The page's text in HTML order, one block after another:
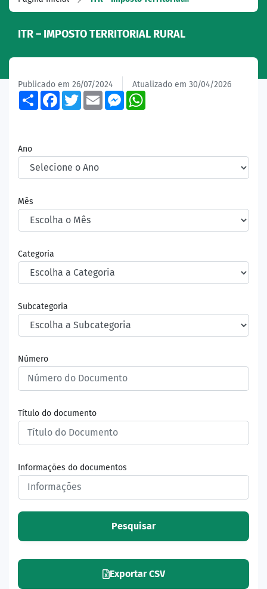
ITR – IMPOSTO TERRITORIAL RURAL
Publicado em 26/07/2024 Atualizado em 30/04/2026
ShareFacebook
TwitterEmailMessenger
Ano
Mês
Categoria
Subcategoria
Número
Título do documento
Informações do documentos
Pesquisar
Exportar CSV